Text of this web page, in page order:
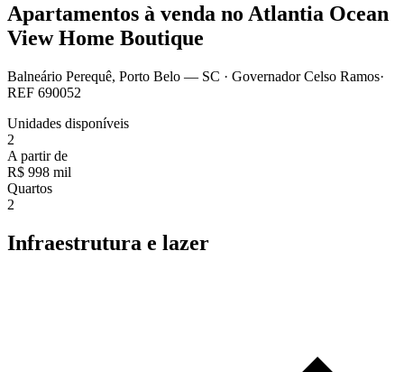
Apartamentos à venda no Atlantia Ocean
View Home Boutique
Balneário Perequê, Porto Belo — SC · Governador Celso Ramos·
REF 690052
Unidades disponíveis
2
A partir de
R$ 998 mil
Quartos
2
Infraestrutura e lazer